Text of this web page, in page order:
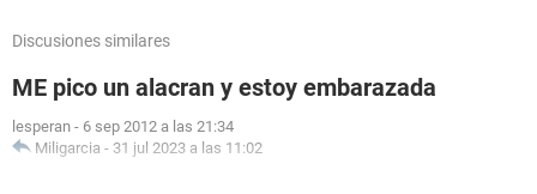
Discusiones similares
ME pico un alacran y estoy embarazada
lesperan - 6 sep 2012 a las 21:34
Miligarcia - 31 jul 2023 a las 11:02